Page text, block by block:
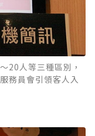
20人等三種區別，
務員會引領客人入